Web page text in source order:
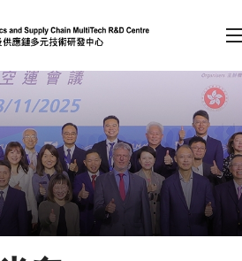
按回车键）
会员登录
A A EN 繁 简